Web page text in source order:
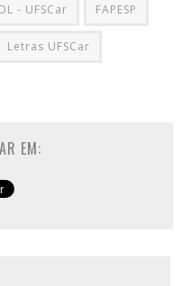
DL - UFSCar FAPESP
Letras UFSCar
EM: